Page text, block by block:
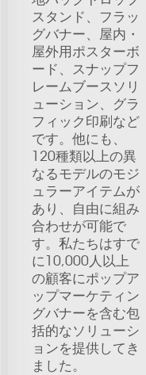
スタンド、フラッ
グバナー、屋内・
屋外用ポスターボ
ード、スナップフ
レームブースソリ
ューション、グラ
フィック印刷など
です。他にも、
120種類以上の異
なるモデルのモジ
ュラーアイテムが
あり、自由に組み
合わせが可能で
す。私たちはすで
に10,000人以上
の顧客にポップア
ップマーケティン
グバナーを含む包
括的なソリューシ
ョンを提供してき
ました。